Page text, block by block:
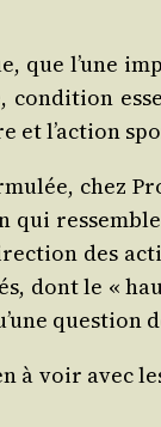
l’une
condi­tion
l’ac­tion
chez
res­semble
des
le «
ques­tion
à voir avec